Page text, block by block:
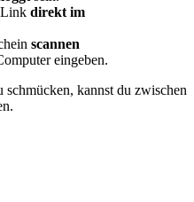
Link direkt im
scannen
eingeben.
kannst du zwischen